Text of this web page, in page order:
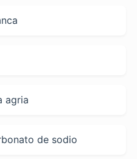
agria
de sodio